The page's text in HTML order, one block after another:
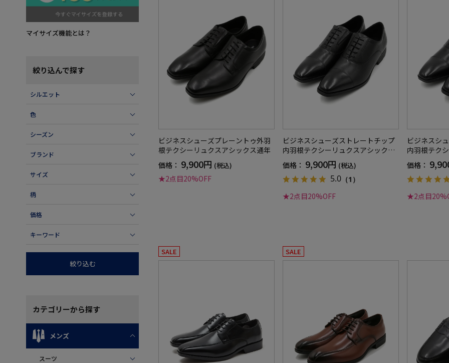
マイサイズ機能とは？
絞り込んで探す
シルエット
色
シーズン
ブランド
サイズ
柄
価格
キーワード
絞り込む
カテゴリーから探す
メンズ
スーツ
ビジネスシューズプレーントゥ外羽
根テクシーリュクスアシックス通年
価格： 9,900円 (税込)
★2点目20%OFF
ビジネスシューズストレートチップ
内羽根テクシーリュクスアシックス
価格： 9,900円 (税込)
5.0 （1）
★2点目20%OFF
ビジネスシ
内羽根テク
価格：
★2点目
SALE SALE